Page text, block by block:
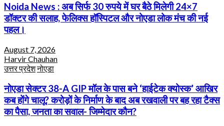
Noida News : अब सिर्फ 30 रुपये में घर बैठे मिलेगी 24×7
डॉक्टर की सलाह, फेलिक्स हॉस्पिटल और नोएडा लोक मंच की नई
पहल।
August 7, 2026
Harvir Chauhan
उत्तर प्रदेशनोएडा
नोएडा सेक्टर 38-A GIP मॉल के पास बने ‘हाईटेक क्योस्क’ आखिर
कब होंगे चालू? करोड़ों के निर्माण के बाद अब रखवाली पर बह रहा टैक्स
का पैसा, जनता का सवाल- जिम्मेदार कौन?